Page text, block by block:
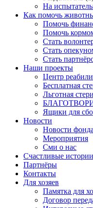
На
Как помочь
Помочь
Помочь
Стать
Стать
Стать
Наши проекты
Центр
Бесплатная
Льготная
Ящики для
Новости
Новости фонда
Мероприятия
Сми о нас
Счастливые истории
Партнёры
Контакты
Для хозяев
Памятка для
Договор